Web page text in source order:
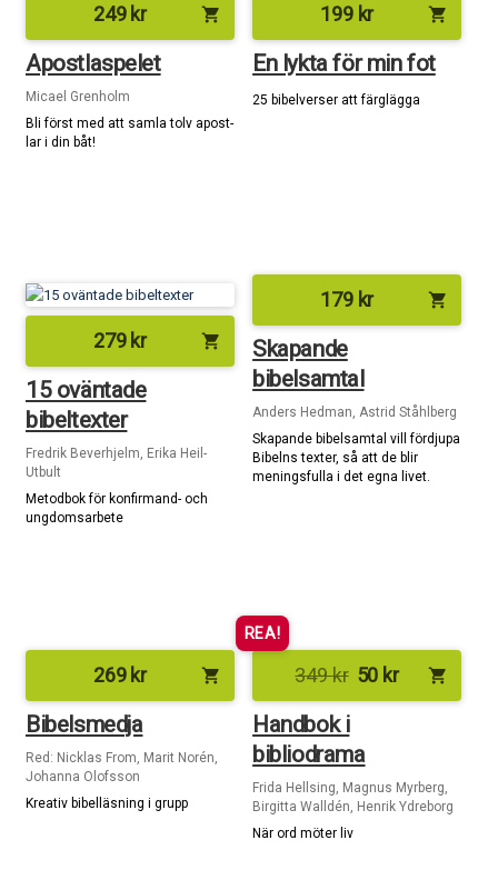
249kr shopping_cart
Apostlaspelet
Micael Grenholm
Bli först med att samla tolv apost­
lar i din båt!
199 kr shopping_cart
En lykta för min fot
25 bibelverser att färglägga
279kr shopping_cart
15 oväntade
bibeltexter
Fredrik Beverhjelm, Erika Heil-
Utbult
Metodbok för konfirmand- och
ungdomsarbete
179 kr shopping_cart
Skapande
bibelsamtal
Anders Hedman, Astrid Ståhlberg
Skapande bibelsamtal vill fördjupa
Bibelns texter, så att de blir
meningsfulla i det egna livet.
269kr shopping_cart
Bibelsmedja
Red: Nicklas From, Marit Norén,
Johanna Olofsson
Kreativ bibelläsning i grupp
REA!
349kr 50 kr shopping_cart
Handbok i
bibliodrama
Frida Hellsing, Magnus Myrberg,
Birgitta Walldén, Henrik Ydreborg
När ord möter liv